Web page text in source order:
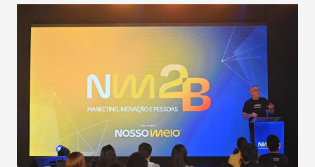
população suspeita e de cuidados com os ambientes
públicos e domiciliares. “Nós não estamos vivendo uma
epidemia comum, como temos em todos os anos, com
aumento de casos de dengue, influenza ou H1N1. Trata-se
de uma epidemia com um vírus diferente, com um poder de
contaminação maior que outros coronavírus”, apontou o
secretário. Segundo ele, é uma epidemia com chance de
contaminação alta, podendo gerar um grande risco à